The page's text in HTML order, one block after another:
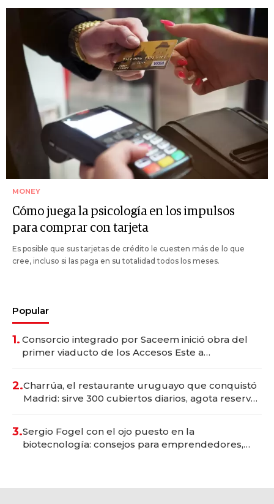
MONEY
Cómo juega la psicología en los impulsos
para comprar con tarjeta
Es posible que sus tarjetas de crédito le cuesten más de lo que
cree, incluso si las paga en su totalidad todos los meses.
Popular
1. Consorcio integrado por Saceem inició obra del
primer viaducto de los Accesos Este a
2.Charrúa, el restaurante uruguayo que conquistó
Madrid: sirve 300 cubiertos diarios, agota reservas
3.Sergio Fogel con el ojo puesto en la
biotecnología: consejos para emprendedores,